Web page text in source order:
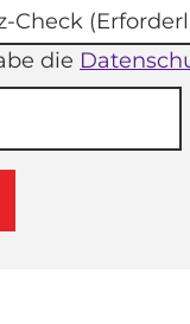
Check
die